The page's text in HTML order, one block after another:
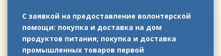
С заявкой на предоставление волонтерской
помощи: покупка и доставка на дом
продуктов питания; покупка и доставка
промышленных товаров первой